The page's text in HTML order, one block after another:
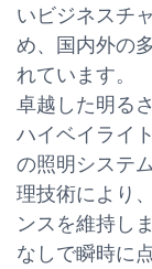
いビジネスチ
め、国内外の
れています。
卓越した明る
ハイベイライ
の照明システ
理技術により
ンスを維持し
なしで瞬時に